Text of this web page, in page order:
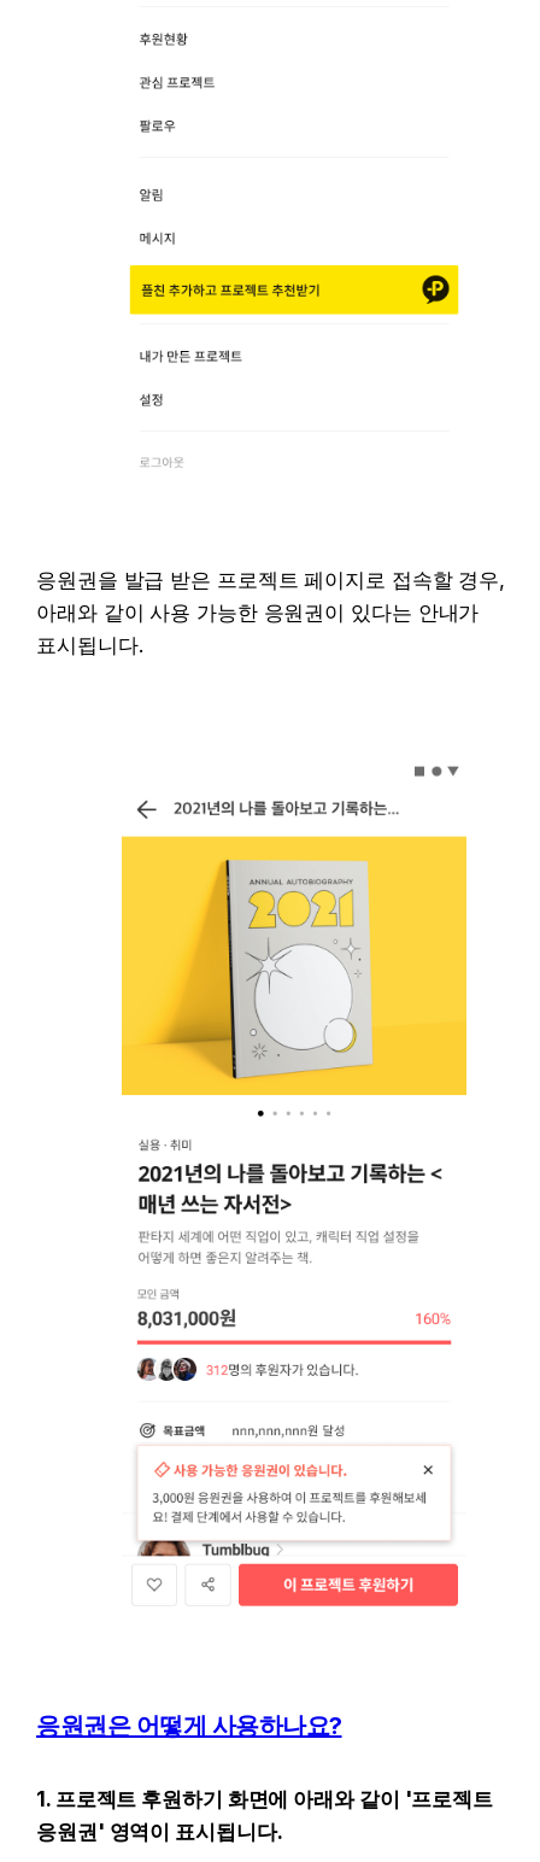
응원권을 발급 받은 프로젝트 페이지로 접속할 경우,
아래와 같이 사용 가능한 응원권이 있다는 안내가
표시됩니다.
응원권은 어떻게 사용하나요?
1. 프로젝트 후원하기 화면에 아래와 같이 '프로젝트
응원권' 영역이 표시됩니다.